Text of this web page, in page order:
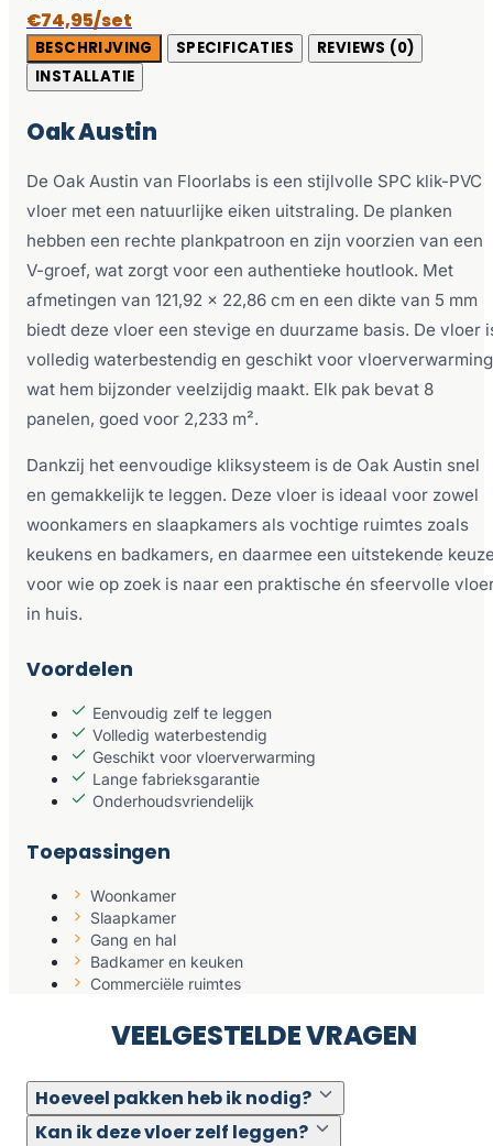
€74,95/set
BESCHRIJVING SPECIFICATIES
REVIEWS (0)
INSTALLATIE
Oak Austin
De Oak Austin van Floorlabs is een stijlvolle SPC klik-PVC
vloer met een natuurlijke eiken uitstraling. De planken
hebben een rechte plankpatroon en zijn voorzien van een
V-groef, wat zorgt voor een authentieke houtlook. Met
afmetingen van 121,92 x 22,86 cm en een dikte van 5 mm
biedt deze vloer een stevige en duurzame basis. De vloer
volledig waterbestendig en geschikt voor
wat hem bijzonder veelzijdig maakt. Elk pak bevat 8
panelen, goed voor 2,233 m².
Dankzij het eenvoudige kliksysteem is de Oak Austin snel
en gemakkelijk te leggen. Deze vloer is ideaal voor zowel
woonkamers en slaapkamers als vochtige ruimtes zoals
keukens en badkamers, en daarmee een uitstekende
voor wie op zoek is naar een praktische én sfeervolle
in huis.
Voordelen
Eenvoudig zelf te leggen
Volledig waterbestendig
Geschikt voor vloerverwarming
Lange fabrieksgarantie
Onderhoudsvriendelijk
Toepassingen
Woonkamer
Slaapkamer
Gang en hal
Badkamer en keuken
Commerciële ruimtes
VEELGESTELDE VRAGEN
Hoeveel pakken heb ik nodig?
Kan ik deze vloer zelf leggen?